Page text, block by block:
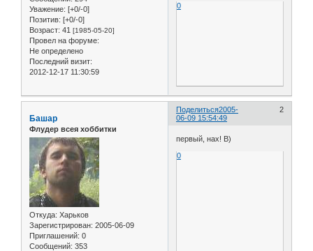
Уважение: [+0/-0]
Позитив: [+0/-0]
Возраст: 41 [1985-05-20]
Провел на форуме:
Не определено
Последний визит:
2012-12-17 11:30:59
0
Поделиться 2
2005-
06-09 15:54:49
Башар
Флудер всея хоббитки
Откуда: Харьков
Зарегистрирован: 2005-06-09
Приглашений: 0
Сообщений: 353
первый, нах! B)
0